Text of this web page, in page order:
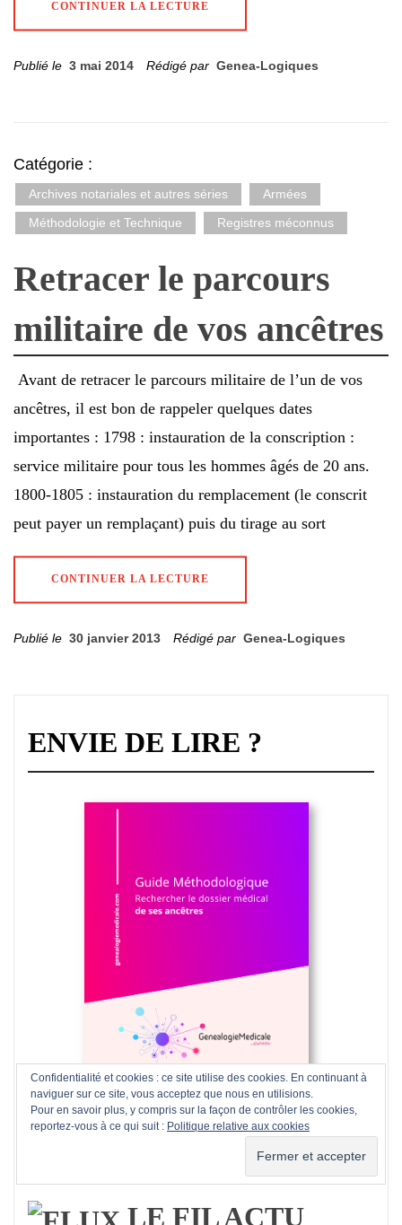
CONTINUER LA LECTURE
Publié le 3 mai 2014 Rédigé par Genea-Logiques
Catégorie :
Archives notariales et autres séries
Armées
Méthodologie et Technique
Registres méconnus
Retracer le parcours
militaire de vos ancêtres
Avant de retracer le parcours militaire de l’un de vos
ancêtres, il est bon de rappeler quelques dates
importantes : 1798 : instauration de la conscription :
service militaire pour tous les hommes âgés de 20 ans.
1800-1805 : instauration du remplacement (le conscrit
peut payer un remplaçant) puis du tirage au sort
CONTINUER LA LECTURE
Publié le 30 janvier 2013 Rédigé par Genea-Logiques
ENVIE DE LIRE ?
LE FIL ACTU
Confidentialité et cookies : ce site utilise des cookies. En continuant à
naviguer sur ce site, vous acceptez que nous en utilisions.
Pour en savoir plus, y compris sur la façon de contrôler les cookies,
reportez-vous à ce qui suit : Politique relative aux cookies